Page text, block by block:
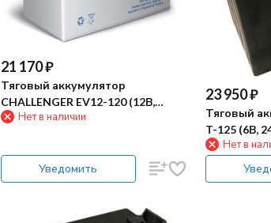
21 170₽
Тяговый аккумулятор
CHALLENGER EV12-120 (12В,
105Ач, AGM)
Нет в наличии
Уведомить
23 950₽
Тяговый
T-125 (6В,
Нет в